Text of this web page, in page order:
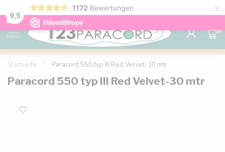
9,5
1172 Bewertungen ×
Kostenlose Lieferung nach Hause ab 150 €
MENU
0
Startseite Paracord 550 typ III Red Velvet-30 mtr
Paracord 550 typ III Red Velvet-30 mtr